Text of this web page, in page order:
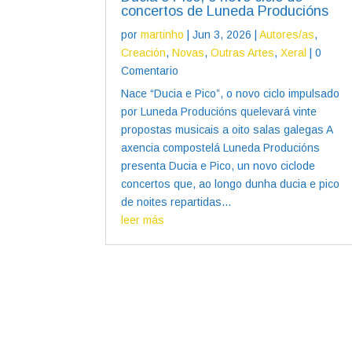
concertos de Luneda Producións
pormartinho |Jun 3, 2026 |Autores/as,
Creación,Novas,Outras Artes,Xeral
| 0
Comentario
Nace “Ducia e Pico”, o novo ciclo impulsado
por Luneda Producións quelevará vinte
propostas musicais a oito salas galegas A
axencia compostelá Luneda Producións
presenta Ducia e Pico, un novo ciclode
concertos que, ao longo dunha ducia e pico
de noites repartidas...
leer más